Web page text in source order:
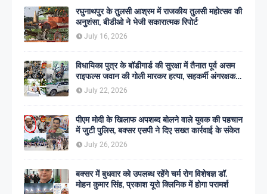
रघुनाथपुर के तुलसी आश्रम में राजकीय तुलसी महोत्सव की
अनुशंसा, बीडीओ ने भेजी सकारात्मक रिपोर्ट
July 16, 2026
विधायिका पुत्र के बॉडीगार्ड की सुरक्षा में तैनात पूर्व असम
राइफल्स जवान की गोली मारकर हत्या, सहकर्मी अंगरक्षक
गिरफ्तार
July 22, 2026
पीएम मोदी के खिलाफ अपशब्द बोलने वाले युवक की पहचान
में जुटी पुलिस, बक्सर एसपी ने दिए सख्त कार्रवाई के संकेत
July 26, 2026
बक्सर में बुधवार को उपलब्ध रहेंगे चर्म रोग विशेषज्ञ डॉ.
मोहन कुमार सिंह, प्रकाश यूरो क्लिनिक में होगा परामर्श